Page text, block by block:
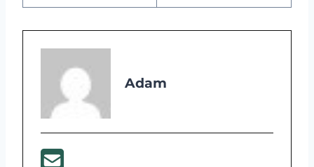
Adam